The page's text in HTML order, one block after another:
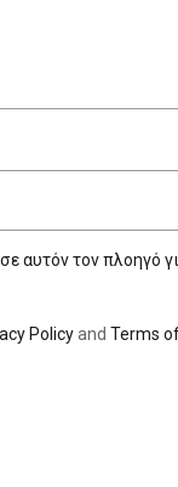
αυτόν τον πλοηγό
Policyand Terms